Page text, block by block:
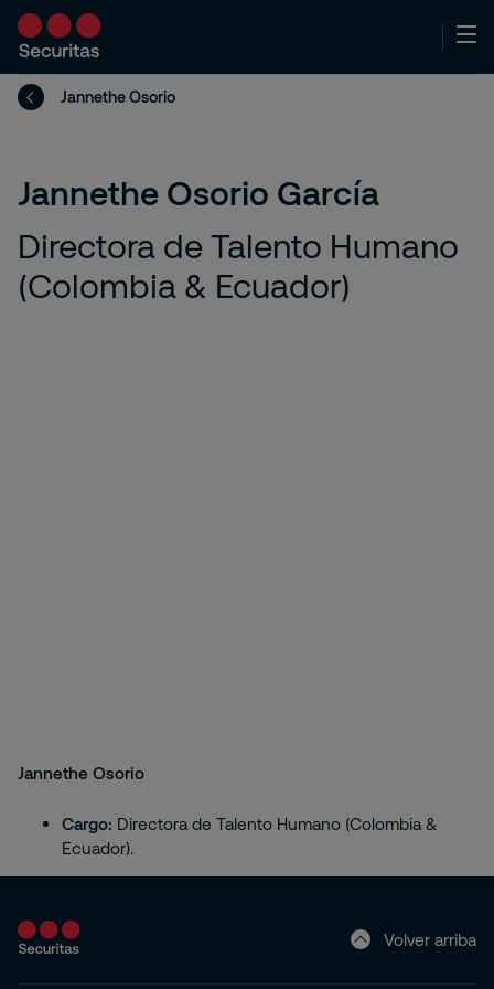
Jannethe Osorio
Jannethe Osorio García
Directora de Talento Humano
(Colombia & Ecuador)
Jannethe Osorio
Cargo: Directora de Talento Humano (Colombia &
Ecuador).
Volver arriba